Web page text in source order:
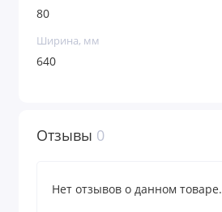
80
Ширина, мм
640
Отзывы 0
Нет отзывов о данном товаре.